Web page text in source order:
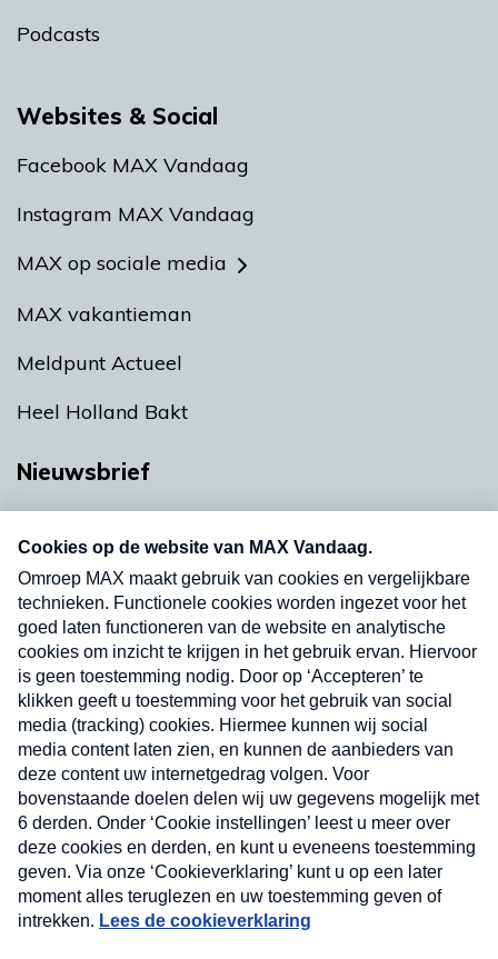
Podcasts
Websites & Social
Facebook MAX Vandaag
Instagram MAX Vandaag
MAX op sociale media
MAX vakantieman
Meldpunt Actueel
Heel Holland Bakt
Nieuwsbrief
nieuwsbrief. Elke vrijdag- en dinsdagochtend in
uw mailbox.
Verzend
Nieuwsbrief
Neem hier een gratis abonnement op onze
nieuwsbrief. Elke vrijdag- en dinsdagochtend in uw